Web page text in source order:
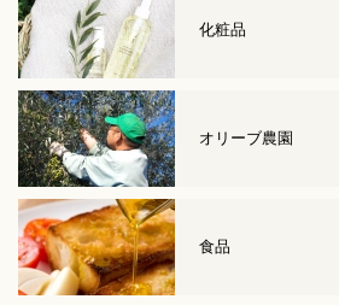
化粧品
オリーブ農園
食品